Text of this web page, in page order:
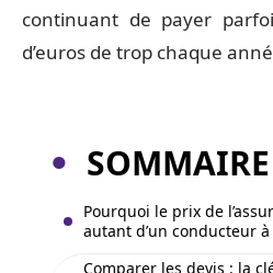
continuant de payer
d’euros de trop chaque
SOMMAIRE
Pourquoi le prix de
autant d’un conducteur à
Comparer les devis : la